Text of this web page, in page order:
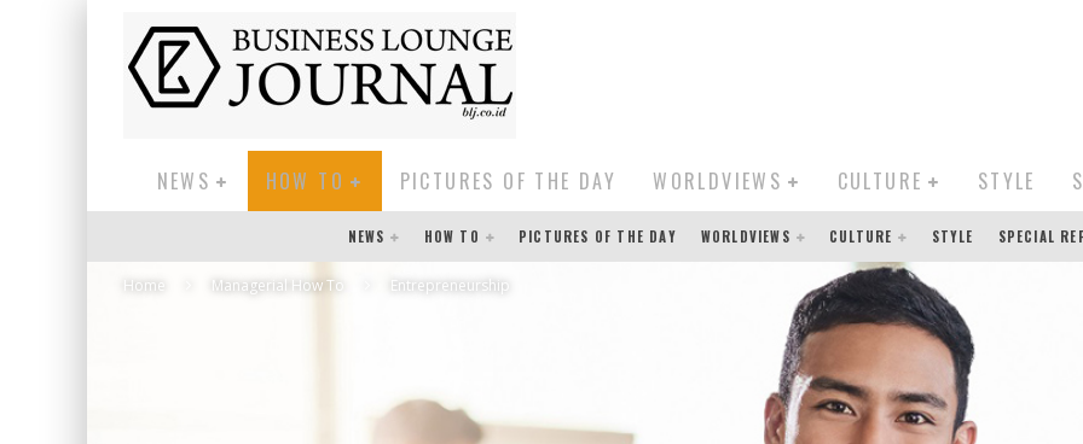
NEWS HOW TO PICTURES OF THE DAY WORLDVIEWS CULTURE STYLE
NEWS HOW TO PICTURES OF THE DAY WORLDVIEWS CULTURE STYLE SPECIAL
Home Managerial How To Entrepreneurship